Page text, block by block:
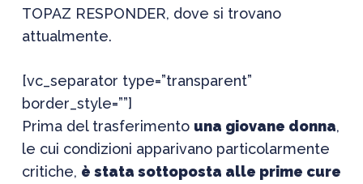
TOPAZ RESPONDER, dove si trovano
attualmente.
[vc_separator type=”transparent”
border_style=””]
Prima del trasferimento una giovane donna,
le cui condizioni apparivano particolarmente
critiche, è stata sottoposta alle prime cure